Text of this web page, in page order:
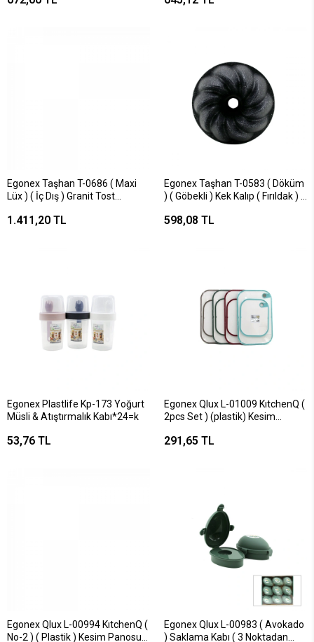
Egonex Taşhan T-0686 ( Maxi
Lüx ) ( İç Dış ) Granit Tost
1.411,20 TL
Egonex Taşhan T-0583 ( Döküm
) ( Göbekli ) Kek Kalıp ( Fırıldak ) (
598,08 TL
Egonex Plastlife Kp-173 Yoğurt
Müsli & Atıştırmalık Kabı*24=k
53,76 TL
Egonex Qlux L-01009 KıtchenQ (
2pcs Set ) (plastik) Kesim
23.3x35.5cm) (renkli Silikon
291,65 TL
Egonex Qlux L-00994 KıtchenQ (
No-2 ) ( Plastik ) Kesim Panosu
Egonex Qlux L-00983 ( Avokado
) Saklama Kabı ( 3 Noktadan